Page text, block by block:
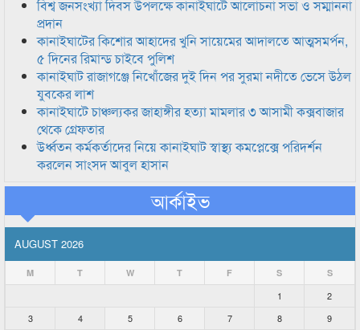
বিশ্ব জনসংখ্যা দিবস উপলক্ষে কানাইঘাটে আলোচনা সভা ও সম্মাননা
প্রদান
কানাইঘাটের কিশোর আহাদের খুনি সায়েমের আদালতে আত্মসমর্পন,
৫ দিনের রিমান্ড চাইবে পুলিশ
কানাইঘাট রাজাগঞ্জে নিখোঁজের দুই দিন পর সুরমা নদীতে ভেসে উঠল
যুবকের লাশ
কানাইঘাটে চাঞ্চল্যকর জাহাঙ্গীর হত্যা মামলার ৩ আসামী কক্সবাজার
থেকে গ্রেফতার
উর্ধ্বতন কর্মকর্তাদের নিয়ে কানাইঘাট স্বাস্থ্য কমপ্লেক্সে পরিদর্শন
করলেন সাংসদ আবুল হাসান
আর্কাইভ
AUGUST 2026
M T W T F S S
1
2
3
4 5 6 7 8
9